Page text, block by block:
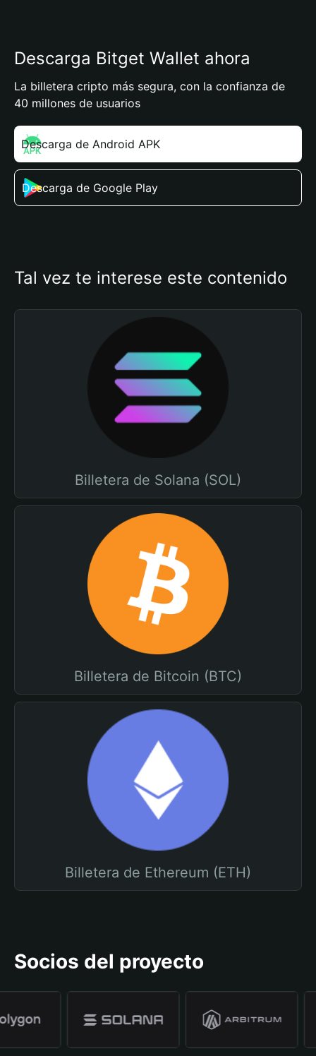
Descarga Bitget Wallet ahora
La billetera cripto más segura, con la confianza de
40 millones de usuarios
Descarga de Android APK
Descarga de Google Play
Tal vez te interese este contenido
Billetera de Solana (SOL)
Billetera de Bitcoin (BTC)
Billetera de Ethereum (ETH)
Socios del proyecto